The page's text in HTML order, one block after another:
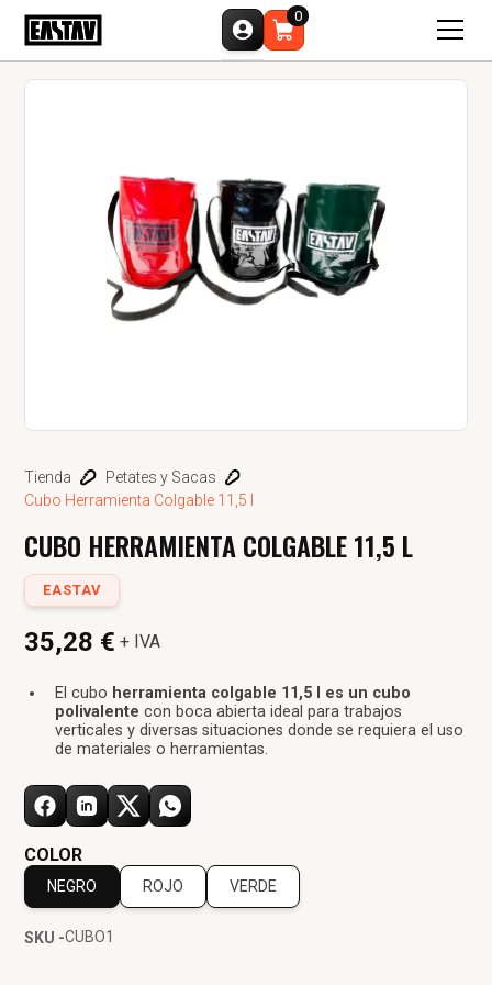
0
Tienda
Petates y Sacas
Cubo Herramienta Colgable 11,5 l
CUBO HERRAMIENTA COLGABLE 11,5 L
EASTAV
35,28 € + IVA
El cubo herramienta colgable 11,5 l es un cubo
polivalente con boca abierta ideal para trabajos
verticales y diversas situaciones donde se requiera el uso
de materiales o herramientas.
COLOR
NEGRO ROJO VERDE
SKU -CUBO1